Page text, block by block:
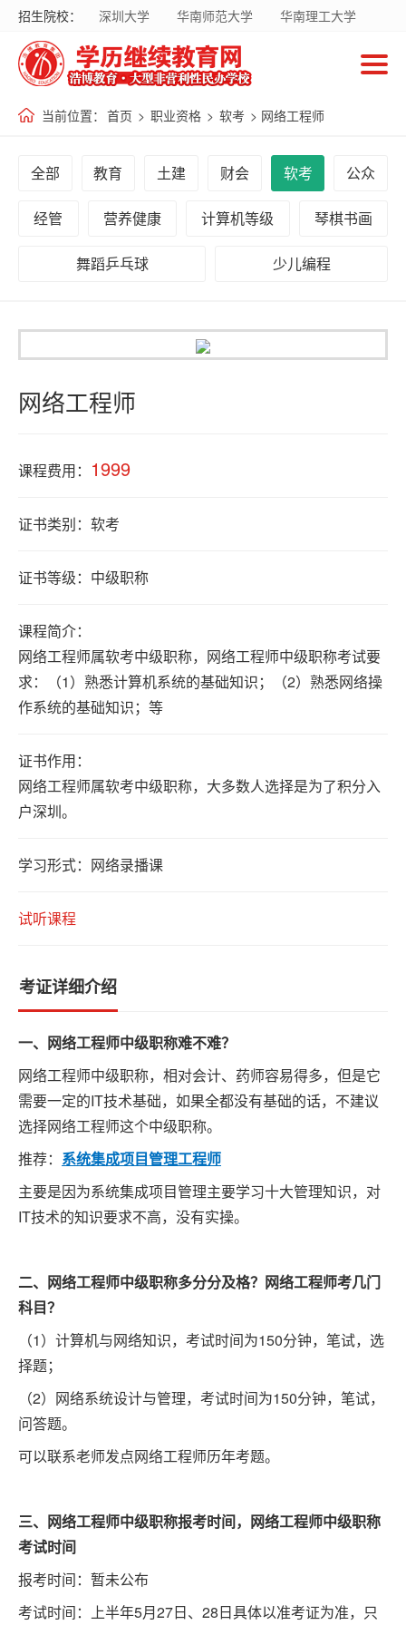
招生院校： 深圳大学 华南师范大学
华南理工大学
暨南大学
华南农业大学
广东财经大学
南方医科大学
国家开放大学
当前位置： 首页 > 职业资格 > 软考 > 网络工程师
全部 教育 土建 财会 软考 公众
经管 营养健康 计算机等级 琴棋书画
舞蹈乒乓球 少儿编程
网络工程师
课程费用： 1999
证书类别：软考
证书等级：中级职称
课程简介：
网络工程师属软考中级职称，网络工程师中级职称考试要
求：（1）熟悉计算机系统的基础知识；（2）熟悉网络操
作系统的基础知识；等
证书作用：
网络工程师属软考中级职称，大多数人选择是为了积分入
户深圳。
学习形式：网络录播课
试听课程
考证详细介绍
一、网络工程师中级职称难不难？
网络工程师中级职称，相对会计、药师容易得多，但是它
需要一定的IT技术基础，如果全都没有基础的话，不建议
选择网络工程师这个中级职称。
推荐： 系统集成项目管理工程师
主要是因为系统集成项目管理主要学习十大管理知识，对
IT技术的知识要求不高，没有实操。
二、网络工程师中级职称多分分及格？网络工程师考几门
科目？
（1）计算机与网络知识，考试时间为150分钟，笔试，选
择题；
（2）网络系统设计与管理，考试时间为150分钟，笔试，
问答题。
可以联系老师发点网络工程师历年考题。
三、网络工程师中级职称报考时间，网络工程师中级职称
考试时间
报考时间：暂未公布
考试时间：上半年5月27日、28日具体以准考证为准，只